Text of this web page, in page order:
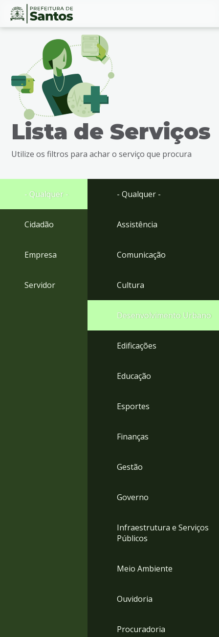
Ir
busca
Ir
rodapé
Conteúdo
Lista de Serviços
Utilize os filtros para achar o serviço que procura
- Qualquer -
Cidadão
Empresa
Servidor
- Qualquer -
Assistência
Comunicação
Cultura
Desenvolvimento Urbano
Edificações
Educação
Esportes
Finanças
Gestão
Governo
Infraestrutura e Serviços
Públicos
Meio Ambiente
Ouvidoria
Procuradoria